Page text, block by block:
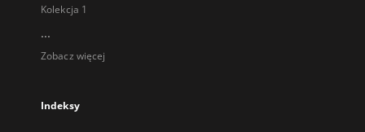
Kolekcja 1
...
Zobacz więcej
Indeksy